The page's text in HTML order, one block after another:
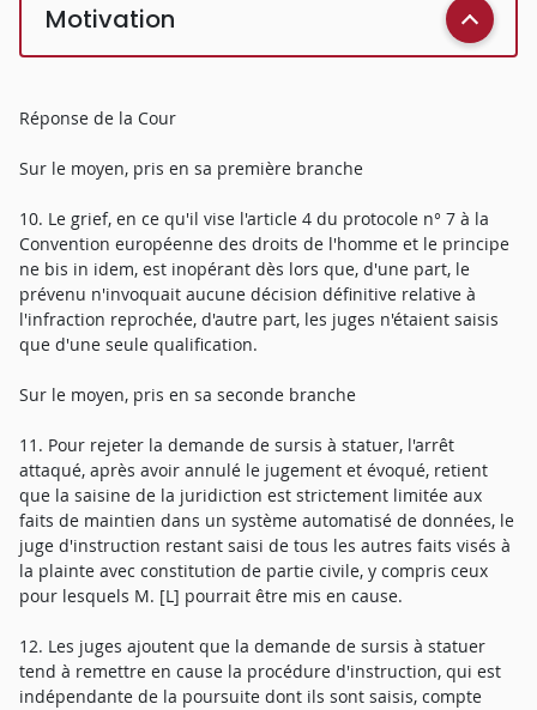
Motivation
Réponse de la Cour
Sur le moyen, pris en sa première branche
10. Le grief, en ce qu'il vise l'article 4 du protocole n° 7 à la
Convention européenne des droits de l'homme et le principe
ne bis in idem, est inopérant dès lors que, d'une part, le
prévenu n'invoquait aucune décision définitive relative à
l'infraction reprochée, d'autre part, les juges n'étaient saisis
que d'une seule qualification.
Sur le moyen, pris en sa seconde branche
11. Pour rejeter la demande de sursis à statuer, l'arrêt
attaqué, après avoir annulé le jugement et évoqué, retient
que la saisine de la juridiction est strictement limitée aux
faits de maintien dans un système automatisé de données, le
juge d'instruction restant saisi de tous les autres faits visés à
la plainte avec constitution de partie civile, y compris ceux
pour lesquels M. [L] pourrait être mis en cause.
12. Les juges ajoutent que la demande de sursis à statuer
tend à remettre en cause la procédure d'instruction, qui est
indépendante de la poursuite dont ils sont saisis, compte